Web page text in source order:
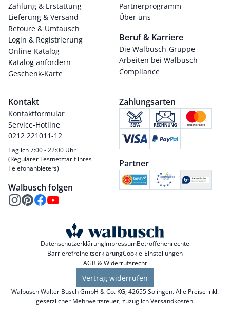
Zahlung & Erstattung
Lieferung & Versand
Retoure & Umtausch
Login & Registrierung
Online-Katalog
Katalog anfordern
Geschenk-Karte
Partnerprogramm
Über uns
Beruf & Karriere
Die Walbusch-Gruppe
Arbeiten bei Walbusch
Compliance
Kontakt
Kontaktformular
Service-Hotline
0212 221011-12
Täglich 7:00 - 22:00 Uhr
(Regulärer Festnetztarif ihres
Telefonanbieters)
Walbusch folgen
Zahlungsarten
Partner
DatenschutzerklärungImpressumBetroffenenrechte
BarrierefreiheitserklärungCookie-Einstellungen
AGB & Widerrufsrecht
Vertrag widerrufen
Walbusch Walter Busch GmbH & Co. KG, 42655 Solingen. Alle Preise inkl.
gesetzlicher Mehrwertsteuer, zuzüglichVersandkosten.